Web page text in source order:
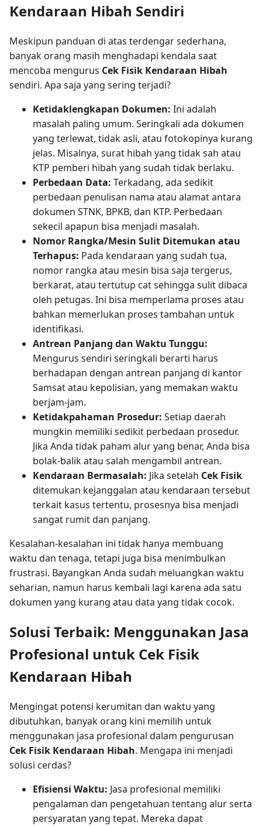
Kendaraan Hibah Sendiri
Meskipun panduan di atas terdengar sederhana,
banyak orang masih menghadapi kendala saat
mencoba mengurus Cek Fisik Kendaraan Hibah
sendiri. Apa saja yang sering terjadi?
Ketidaklengkapan Dokumen: Ini adalah
masalah paling umum. Seringkali ada dokumen
yang terlewat, tidak asli, atau fotokopinya kurang
jelas. Misalnya, surat hibah yang tidak sah atau
KTP pemberi hibah yang sudah tidak berlaku.
Perbedaan Data: Terkadang, ada sedikit
perbedaan penulisan nama atau alamat antara
dokumen STNK, BPKB, dan KTP. Perbedaan
sekecil apapun bisa menjadi masalah.
Nomor Rangka/Mesin Sulit Ditemukan atau
Terhapus: Pada kendaraan yang sudah tua,
nomor rangka atau mesin bisa saja tergerus,
berkarat, atau tertutup cat sehingga sulit dibaca
oleh petugas. Ini bisa memperlama proses atau
bahkan memerlukan proses tambahan untuk
identifikasi.
Antrean Panjang dan Waktu Tunggu:
Mengurus sendiri seringkali berarti harus
berhadapan dengan antrean panjang di kantor
Samsat atau kepolisian, yang memakan waktu
berjam-jam.
Ketidakpahaman Prosedur: Setiap daerah
mungkin memiliki sedikit perbedaan prosedur.
Jika Anda tidak paham alur yang benar, Anda bisa
bolak-balik atau salah mengambil antrean.
Kendaraan Bermasalah: Jika setelah Cek Fisik
ditemukan kejanggalan atau kendaraan tersebut
terkait kasus tertentu, prosesnya bisa menjadi
sangat rumit dan panjang.
Kesalahan-kesalahan ini tidak hanya membuang
waktu dan tenaga, tetapi juga bisa menimbulkan
frustrasi. Bayangkan Anda sudah meluangkan waktu
seharian, namun harus kembali lagi karena ada satu
dokumen yang kurang atau data yang tidak cocok.
Solusi Terbaik: Menggunakan Jasa
Profesional untuk Cek Fisik
Kendaraan Hibah
Mengingat potensi kerumitan dan waktu yang
dibutuhkan, banyak orang kini memilih untuk
menggunakan jasa profesional dalam pengurusan
Cek Fisik Kendaraan Hibah. Mengapa ini menjadi
solusi cerdas?
Efisiensi Waktu: Jasa profesional memiliki
pengalaman dan pengetahuan tentang alur serta
persyaratan yang tepat. Mereka dapat